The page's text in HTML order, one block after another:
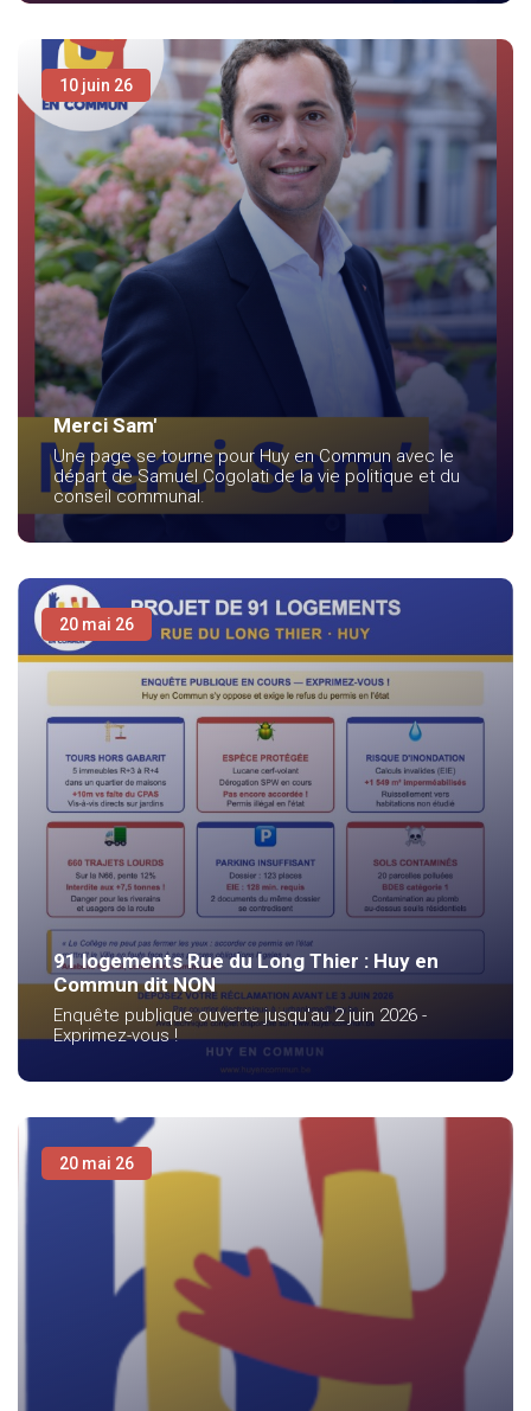
10 juin 26
Merci Sam'
Une page se tourne pour Huy en Commun avec le
départ de Samuel Cogolati de la vie politique et du
conseil communal.
20 mai 26
91 logements Rue du Long Thier : Huy en
Commun dit NON
Enquête publique ouverte jusqu'au 2 juin 2026 -
Exprimez-vous !
20 mai 26